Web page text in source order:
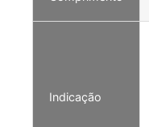
Indicação